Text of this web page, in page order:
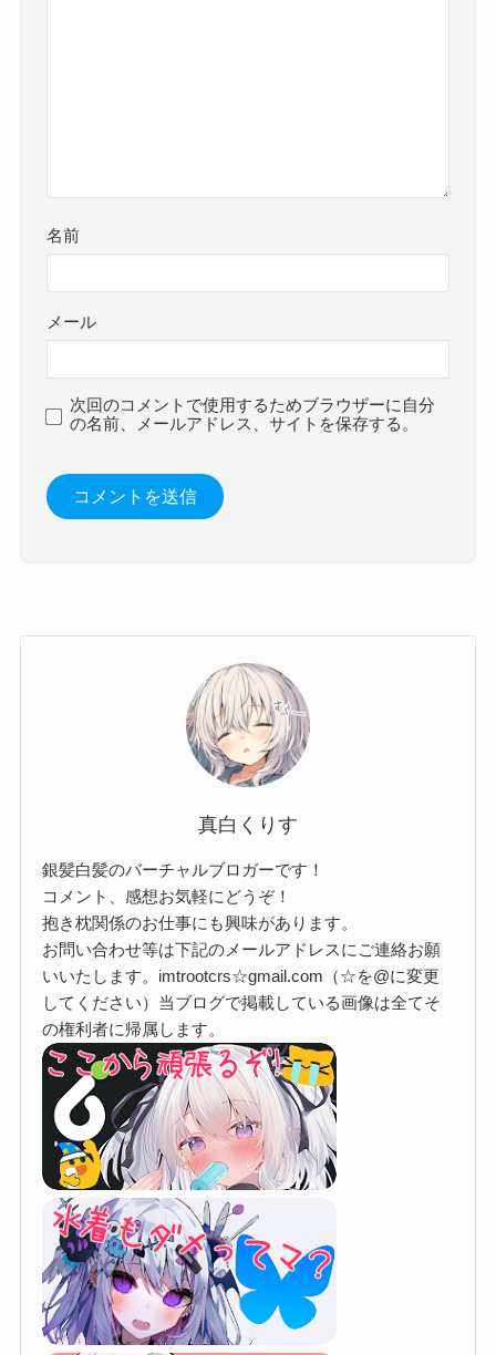
名前
メール
次回のコメントで使用するためブラウザーに自分
の名前、メールアドレス、サイトを保存する。
真白くりす
銀髪白髪のバーチャルブロガーです！
コメント、感想お気軽にどうぞ！
抱き枕関係のお仕事にも興味があります。
お問い合わせ等は下記のメールアドレスにご連絡お願
いいたします。imtrootcrs☆gmail.com（☆を@に変更
してください）当ブログで掲載している画像は全てそ
の権利者に帰属します。